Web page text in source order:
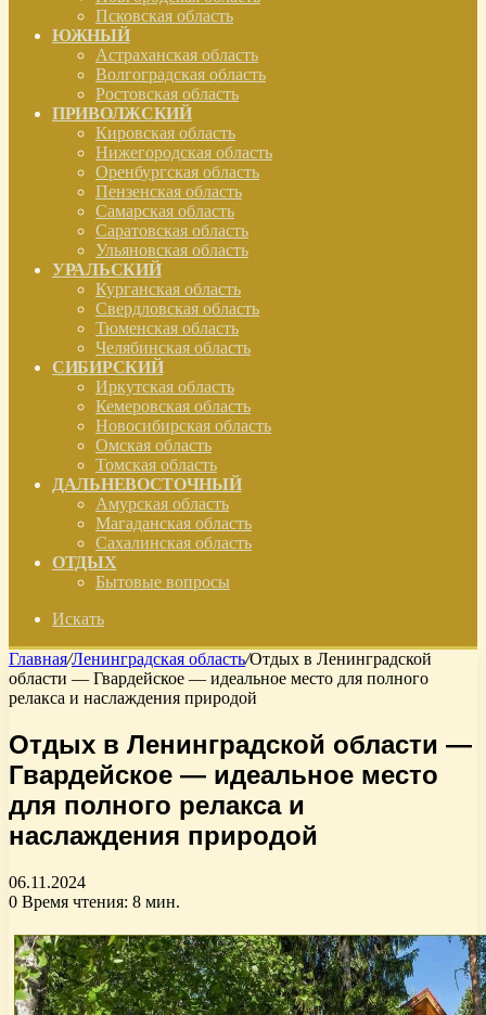
Псковская область
ЮЖНЫЙ
Астраханская область
Волгоградская область
Ростовская область
ПРИВОЛЖСКИЙ
Кировская область
Нижегородская область
Оренбургская область
Пензенская область
Самарская область
Саратовская область
Ульяновская область
УРАЛЬСКИЙ
Курганская область
Свердловская область
Тюменская область
Челябинская область
СИБИРСКИЙ
Иркутская область
Кемеровская область
Новосибирская область
Омская область
Томская область
ДАЛЬНЕВОСТОЧНЫЙ
Амурская область
Магаданская область
Сахалинская область
ОТДЫХ
Бытовые вопросы
Искать
Главная/Ленинградская область/Отдых в Ленинградской
области — Гвардейское — идеальное место для полного
релакса и наслаждения природой
Отдых в Ленинградской области —
Гвардейское — идеальное место
для полного релакса и
наслаждения природой
06.11.2024
0 Время чтения: 8 мин.